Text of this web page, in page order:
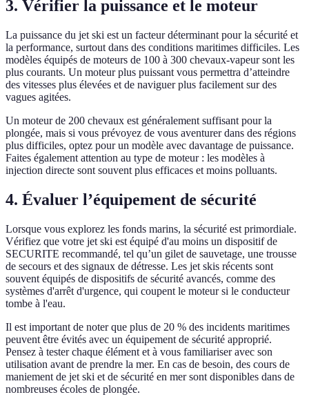
3. Vérifier la puissance et le moteur
La puissance du jet ski est un facteur déterminant pour la sécurité et
la performance, surtout dans des conditions maritimes difficiles. Les
modèles équipés de moteurs de 100 à 300 chevaux-vapeur sont les
plus courants. Un moteur plus puissant vous permettra d’atteindre
des vitesses plus élevées et de naviguer plus facilement sur des
vagues agitées.
Un moteur de 200 chevaux est généralement suffisant pour la
plongée, mais si vous prévoyez de vous aventurer dans des régions
plus difficiles, optez pour un modèle avec davantage de puissance.
Faites également attention au type de moteur : les modèles à
injection directe sont souvent plus efficaces et moins polluants.
4. Évaluer l’équipement de sécurité
Lorsque vous explorez les fonds marins, la sécurité est primordiale.
Vérifiez que votre jet ski est équipé d'au moins un dispositif de
SECURITE recommandé, tel qu’un gilet de sauvetage, une trousse
de secours et des signaux de détresse. Les jet skis récents sont
souvent équipés de dispositifs de sécurité avancés, comme des
systèmes d'arrêt d'urgence, qui coupent le moteur si le conducteur
tombe à l'eau.
Il est important de noter que plus de 20 % des incidents maritimes
peuvent être évités avec un équipement de sécurité approprié.
Pensez à tester chaque élément et à vous familiariser avec son
utilisation avant de prendre la mer. En cas de besoin, des cours de
maniement de jet ski et de sécurité en mer sont disponibles dans de
nombreuses écoles de plongée.